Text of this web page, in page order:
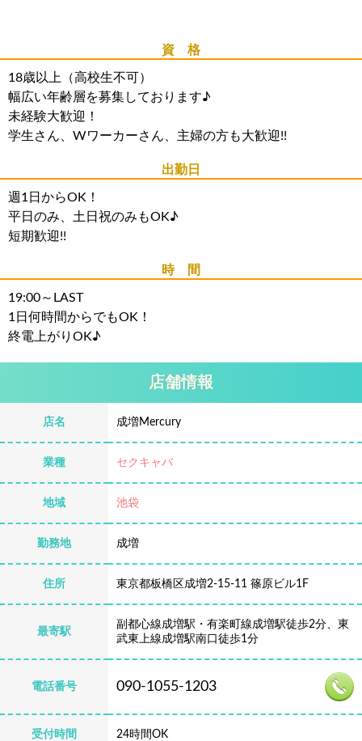
資 格
18歳以上（高校生不可）
幅広い年齢層を募集しております♪
未経験大歓迎！
学生さん、Wワーカーさん、主婦の方も大歓迎!!
出勤日
週1日からOK！
平日のみ、土日祝のみもOK♪
短期歓迎!!
時 間
19:00～LAST
1日何時間からでもOK！
終電上がりOK♪
店舗情報
店名 成増Mercury
業種 セクキャバ
地域 池袋
勤務地 成増
住所 東京都板橋区成増2-15-11 篠原ビル1F
最寄駅
副都心線成増駅・有楽町線成増駅徒歩2分、東
武東上線成増駅南口徒歩1分
電話番号 090-1055-1203
受付時間 24時間OK